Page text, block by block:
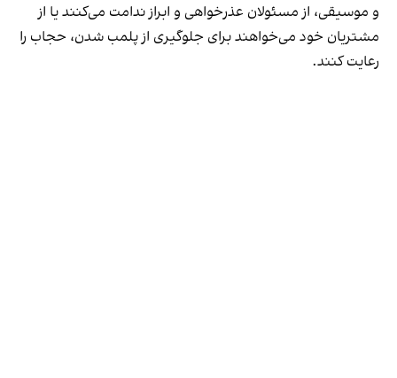
و موسیقی، از مسئولان عذرخواهی و ابراز ندامت می‌کنند یا از
مشتریان خود می‌خواهند برای جلوگیری از پلمب شدن، حجاب را
رعایت کنند.